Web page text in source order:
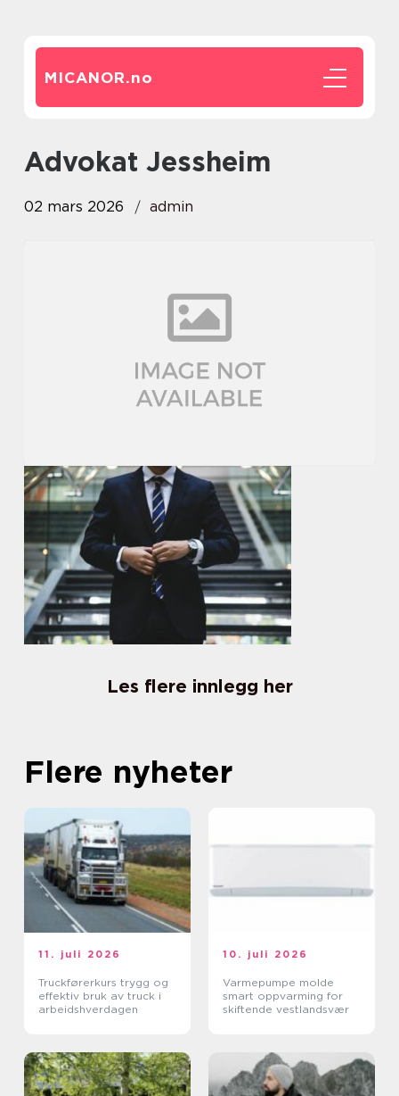
MICANOR.no
advokat Jessheim
02 mars 2026 admin
Les flere innlegg her
Flere nyheter
11. juli 2026
Truckførerkurs trygg og
effektiv bruk av truck i
arbeidshverdagen
10. juli 2026
Varmepumpe molde
smart oppvarming for
skiftende vestlandsvær